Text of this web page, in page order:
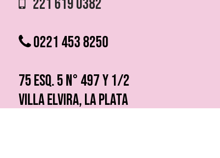
221 619 0382
0221 453 8250
75 ESQ. 5 N° 497 y 1/2
VILLA ELVIRA, LA PLATA